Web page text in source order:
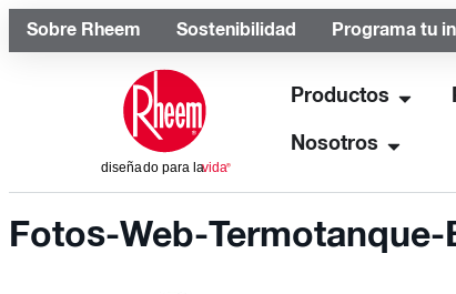
Sobre Rheem Sostenibilidad Programa tu
Productos
Nosotros
Fotos-Web-